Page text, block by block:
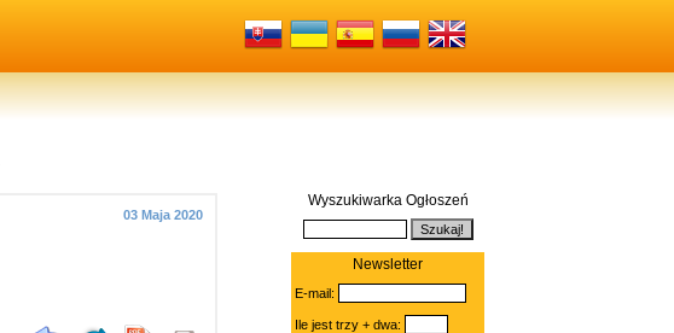
03 Maja 2020
Wyszukiwarka Ogłoszeń
Newsletter
E-mail:
Ile jest trzy + dwa: